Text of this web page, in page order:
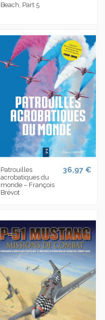
Beach, Part 5
Patrouilles
acrobatiques du
monde – François
Brévot
36,97 €